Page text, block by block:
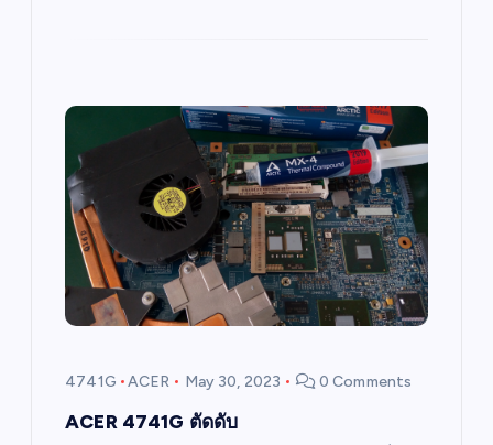
4741G ACER May 30, 2023 0 Comments
ACER 4741G ตัดดับ